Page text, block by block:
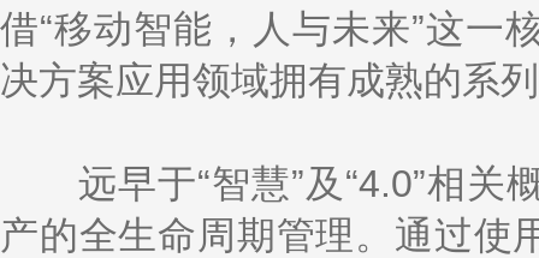
借“移动智能，人与未来”这一
决方案应用领域拥有成熟的系
远早于“智慧”及“4.0”相关
产的全生命周期管理。通过使